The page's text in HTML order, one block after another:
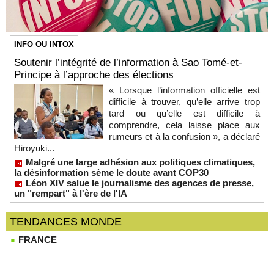
INFO OU INTOX
Soutenir l’intégrité de l’information à Sao Tomé-et-
Principe à l’approche des élections
« Lorsque l’information officielle est
difficile à trouver, qu’elle arrive trop
tard ou qu’elle est difficile à
comprendre, cela laisse place aux
rumeurs et à la confusion », a déclaré
Hiroyuki...
Malgré une large adhésion aux politiques climatiques,
la désinformation sème le doute avant COP30
Léon XIV salue le journalisme des agences de presse,
un "rempart" à l'ère de l'IA
TENDANCES MONDE
FRANCE